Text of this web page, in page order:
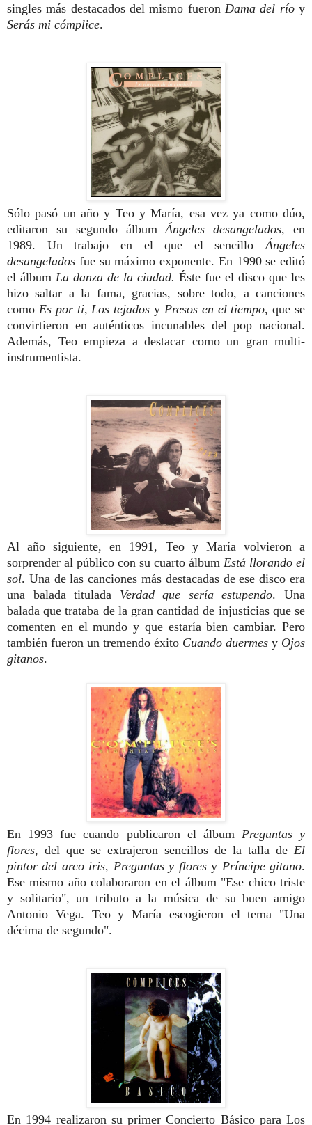
singles más destacados del mismo fueron Dama del ríoy
Serás mi cómplice.
Sólo pasó un año y Teo y María, esa vez ya como dúo,
editaron su segundo álbumÁngeles desangelados, en
1989. Un trabajo en el que el sencillo Ángeles
desangelados fue su máximo exponente. En 1990 se editó
el álbum La danza de la ciudad. Éste fue el disco que les
hizo saltar a la fama, gracias, sobre todo, a canciones
como Es por ti, Los tejados y Presos en el tiempo, que se
convirtieron en auténticos incunables del pop nacional.
Además, Teo empieza a destacar como un gran multi-
instrumentista.
Al año siguiente, en 1991, Teo y María volvieron a
sorprender al público con su cuarto álbum Está llorando el
sol. Una de las canciones más destacadas de ese disco era
una balada titulada Verdad que sería estupendo. Una
balada que trataba de la gran cantidad de injusticias que se
comenten en el mundo y que estaría bien cambiar. Pero
también fueron un tremendo éxito Cuando duermes y Ojos
gitanos.
En 1993 fue cuando publicaron el álbum Preguntas y
flores, del que se extrajeron sencillos de la talla de El
pintor del arco iris, Preguntas y floresy Príncipe gitano.
Ese mismo año colaboraron en el álbum "Ese chico triste
y solitario", un tributo a la música de su buen amigo
Antonio Vega. Teo y María escogieron el tema "Una
décima de segundo".
En 1994 realizaron su primer Concierto Básico para Los